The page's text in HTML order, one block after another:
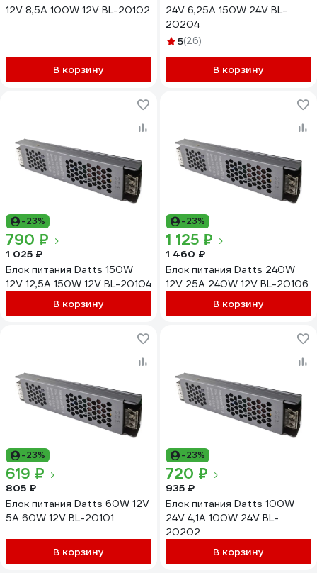
12V 8,5А 100W 12V BL-20102
В корзину
24V 6,25А 150W 24V BL-
20204
5(26)
В корзину
-23%
790 ₽
1 025 ₽
Блок питания Datts 150W
12V 12,5А 150W 12V BL-20104
В корзину
-23%
1 125 ₽
1 460 ₽
Блок питания Datts 240W
12V 25А 240W 12V BL-20106
В корзину
-23%
619 ₽
805 ₽
Блок питания Datts 60W 12V
5А 60W 12V BL-20101
В корзину
-23%
720 ₽
935 ₽
Блок питания Datts 100W
24V 4,1А 100W 24V BL-
20202
В корзину